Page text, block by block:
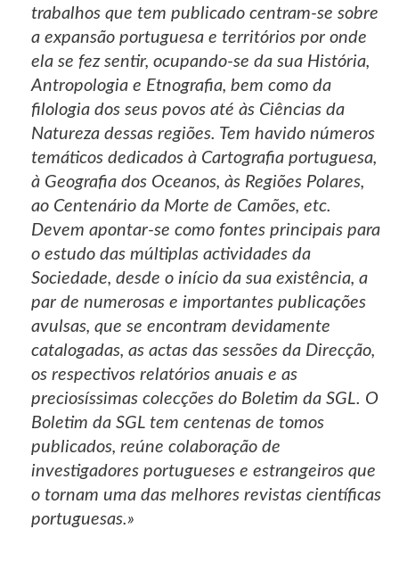
trabalhos que tem publicado centram-se sobre
a expansão portuguesa e territórios por onde
ela se fez sentir, ocupando-se da sua História,
Antropologia e Etnografia, bem como da
filologia dos seus povos até às Ciências da
Natureza dessas regiões. Tem havido números
temáticos dedicados à Cartografia portuguesa,
à Geografia dos Oceanos, às Regiões Polares,
ao Centenário da Morte de Camões, etc.
Devem apontar-se como fontes principais para
o estudo das múltiplas actividades da
Sociedade, desde o início da sua existência, a
par de numerosas e importantes publicações
avulsas, que se encontram devidamente
catalogadas, as actas das sessões da Direcção,
os respectivos relatórios anuais e as
preciosíssimas colecções do Boletim da SGL. O
Boletim da SGL tem centenas de tomos
publicados, reúne colaboração de
investigadores portugueses e estrangeiros que
o tornam uma das melhores revistas científicas
portuguesas.»